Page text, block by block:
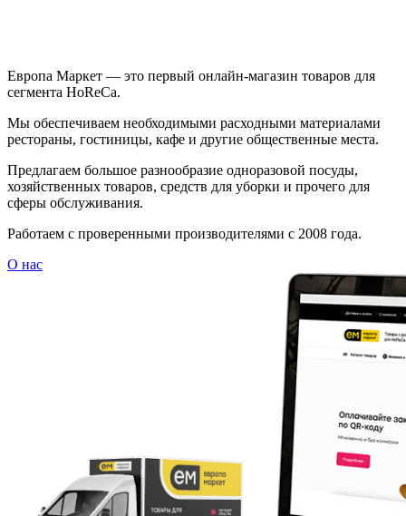
Европа Маркет — это первый онлайн-магазин товаров для
сегмента HoReCa.
Мы обеспечиваем необходимыми расходными материалами
рестораны, гостиницы, кафе и другие общественные места.
Предлагаем большое разнообразие одноразовой посуды,
хозяйственных товаров, средств для уборки и прочего для
сферы обслуживания.
Работаем с проверенными производителями с 2008 года.
О нас